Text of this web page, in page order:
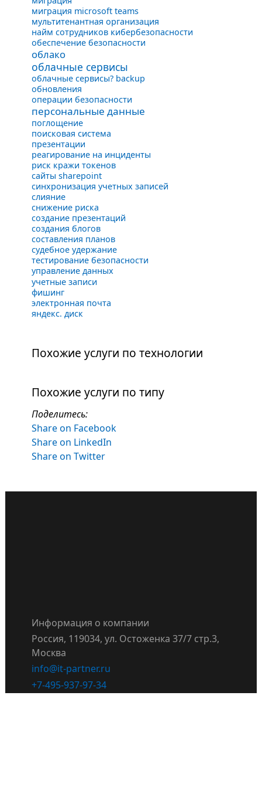
миграция microsoft teams
мультитенантная организация
найм сотрудников кибербезопасности
обеспечение безопасности
облако
облачные сервисы
облачные сервисы? backup
обновления
операции безопасности
персональные данные
поглощение
поисковая система
презентации
реагирование на инциденты
риск кражи токенов
сайты sharepoint
синхронизация учетных записей
слияние
снижение риска
создание презентаций
создания блогов
составления планов
судебное удержание
тестирование безопасности
управление данных
учетные записи
фишинг
электронная почта
яндекс. диск
Похожие услуги по технологии
Похожие услуги по типу
Поделитесь:
Share on Facebook
Share on LinkedIn
Share on Twitter
Информация о компании
Россия, 119034, ул. Остоженка 37/7 стр.3,
Москва
info@it-partner.ru
+7-495-937-97-34